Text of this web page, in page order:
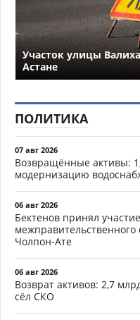
Участок улицы
Астане
ПОЛИТИКА
07 авг 2026
Возвращённые активы:
модернизацию
06 авг 2026
Бектенов принял
межправительственного
Чолпон-Ате
06 авг 2026
Возврат активов: 2,7
сёл СКО